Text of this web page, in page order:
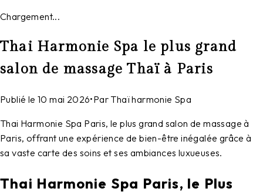
Chargement...
Thai Harmonie Spa le plus grand
salon de massage Thaï à Paris
Publié le 10 mai 2026•Par Thaï harmonie Spa
Thai Harmonie Spa Paris, le plus grand salon de massage à
Paris, offrant une expérience de bien-être inégalée grâce à
sa vaste carte des soins et ses ambiances luxueuses.
Thai Harmonie Spa Paris, le Plus